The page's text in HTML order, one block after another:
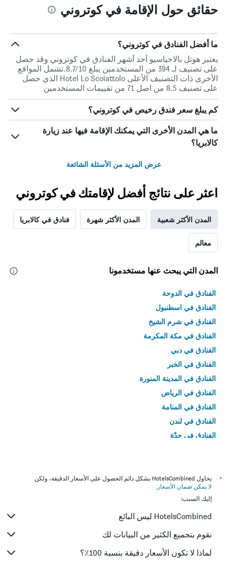
حقائق حول الإقامة في كوتروني
ما أفضل الفنادق في كوتروني؟
يعتبر هوتل بالاجياسيو أحد أشهر الفنادق في كوتروني وقد حصل
على تصنيف لـ 394 من المستخدمين يبلغ 8.7/10.تشمل المواقع
الأخرى ذات التصنيف الأعلى Hotel Lo Scoiattolo الذي حصل
على تصنيف 8.5 من اصل 71 من تقييمات المستخدمين
كم يبلغ سعر فندق رخيص في كوتروني؟
ما هي المدن الأخرى التي يمكنك الإقامة فيها عند زيارة
كالابريا؟
عرض المزيد من الأسئلة الشائعة
اعثر على نتائج أفضل لإقامتك في كوتروني
المدن الأكثر شعبية المدن الأكثر شهرة فنادق في كالابريا
معالم
المدن التي يبحث عنها مستخدمونا
الفنادق في الدوحة
الفنادق في اسطنبول
الفنادق في شرم الشيخ
الفنادق في مكة المكرمة
الفنادق في دبي
الفنادق في الخبر
الفنادق في المدينة المنورة
الفنادق في الرياض
الفنادق في المنامة
الفنادق في لندن
الفنادق في جدّة
*
يحاول HotelsCombined بشكل دائم الحصول على الأسعار الدقيقة، ولكن
لا يمكن ضمان الأسعار .
إليك السبب:
HotelsCombined ليس البائع
نقوم بتجميع الكثير من البيانات لك
لماذا لا تكون الأسعار دقيقة بنسبة 100٪؟